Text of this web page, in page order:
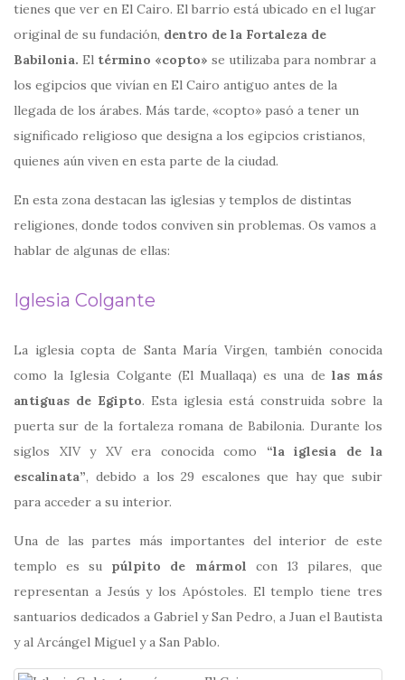
tienes que ver en El Cairo. El barrio está ubicado en el lugar
original de su fundación, dentro de la Fortaleza de
Babilonia. El término «copto» se utilizaba para nombrar a
los egipcios que vivían en El Cairo antiguo antes de la
llegada de los árabes. Más tarde, «copto» pasó a tener un
significado religioso que designa a los egipcios cristianos,
quienes aún viven en esta parte de la ciudad.
En esta zona destacan las iglesias y templos de distintas
religiones, donde todos conviven sin problemas. Os vamos a
hablar de algunas de ellas:
Iglesia Colgante
La iglesia copta de Santa María Virgen, también conocida
como la Iglesia Colgante (El Muallaqa) es una de las más
antiguas de Egipto. Esta iglesia está construida sobre la
puerta sur de la fortaleza romana de Babilonia. Durante los
siglos XIV y XV era conocida como “la iglesia de la
escalinata”, debido a los 29 escalones que hay que subir
para acceder a su interior.
Una de las partes más importantes del interior de este
templo es su púlpito de mármol con 13 pilares, que
representan a Jesús y los Apóstoles. El templo tiene tres
santuarios dedicados a Gabriel y San Pedro, a Juan el Bautista
y al Arcángel Miguel y a San Pablo.